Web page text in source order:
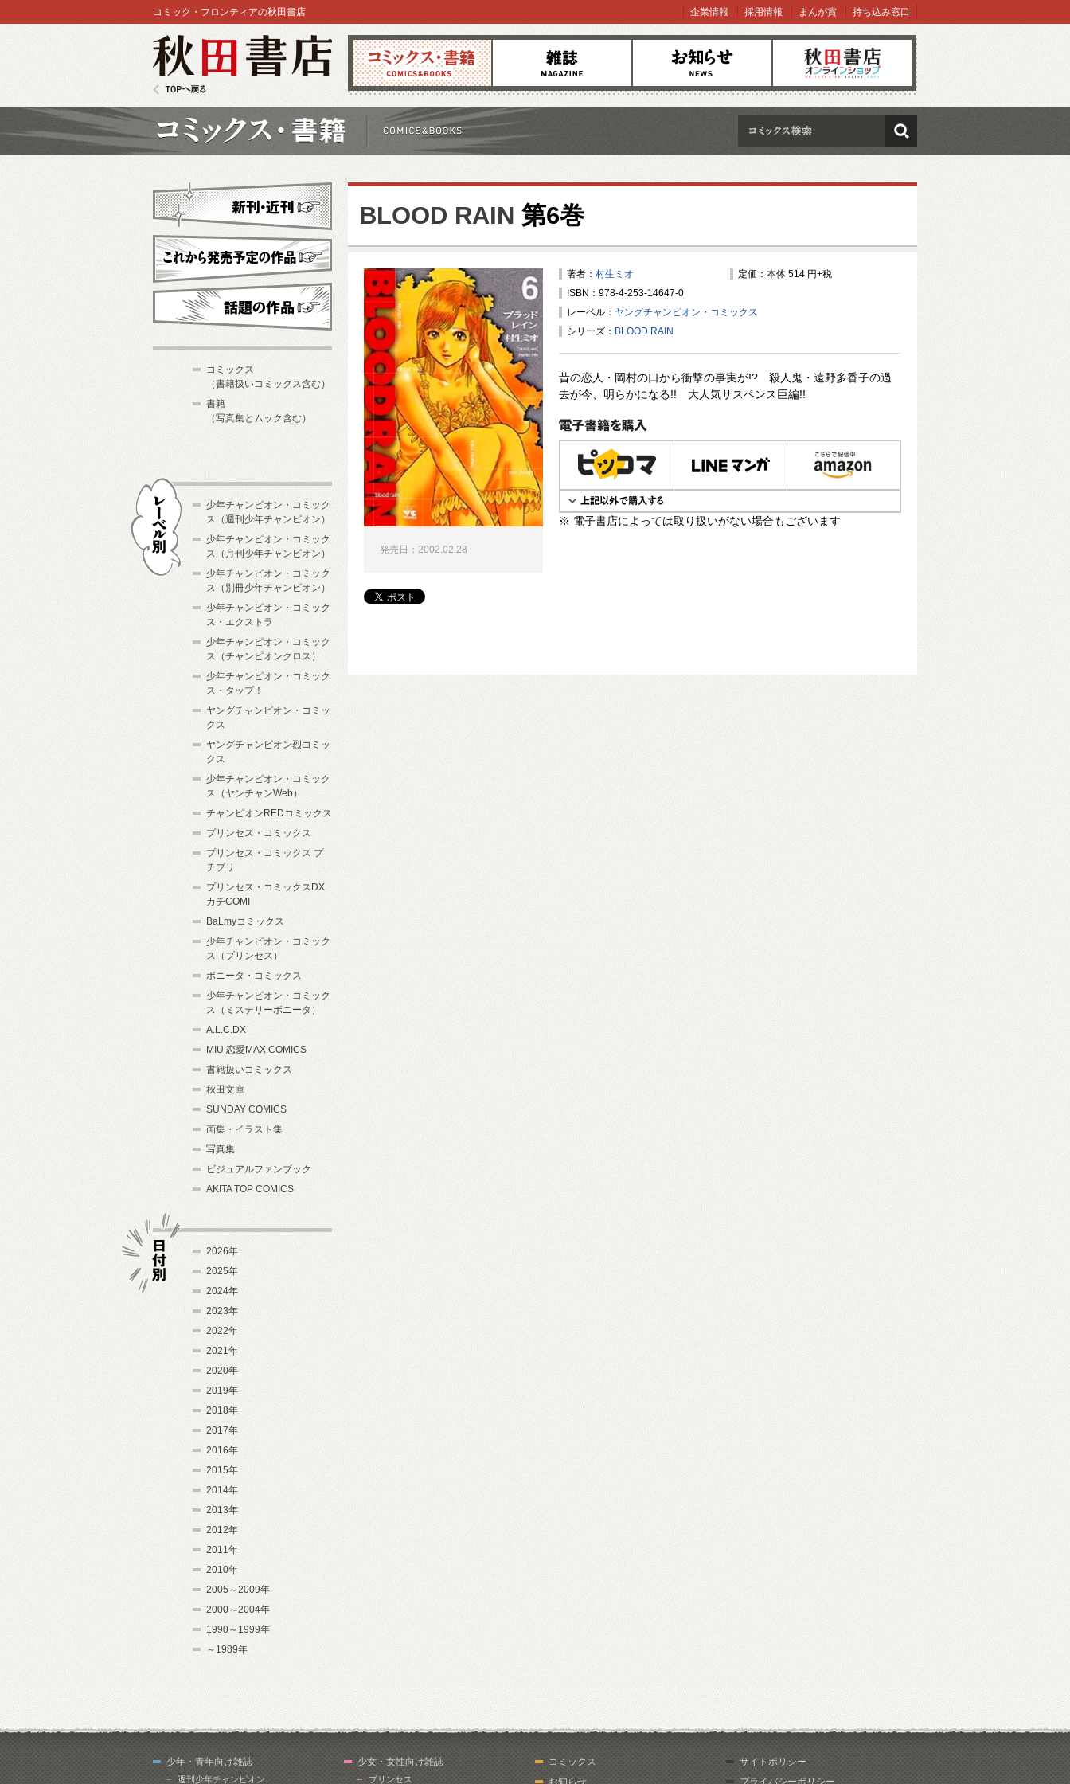
コミックス 雑誌 お知らせ オンラインショップ
コミック・フロンティアの秋田書店 企業情報 採用情報 まんが賞 持ち込み窓口
検索
BLOOD RAIN 第6巻
著者： 村生ミオ
定価：本体 514 円+税
ISBN：978-4-253-14647-0
レーベル： ヤングチャンピオン・コミックス
シリーズ： BLOOD RAIN
昔の恋人・岡村の口から衝撃の事実が!? 殺人鬼・遠野多香子の過
去が今、明らかになる!! 大人気サスペンス巨編!!
電子書籍で購入
※ 電子書店によっては取り扱いがない場合もございます
発売日：2002.02.28
新刊・近刊
これから発売予定
コミックス
（書籍扱いコミックス含む）
書籍
（写真集とムック含む）
少年チャンピオン・コミック
ス（週刊少年チャンピオン）
少年チャンピオン・コミック
ス（月刊少年チャンピオン）
少年チャンピオン・コミック
ス（別冊少年チャンピオン）
少年チャンピオン・コミック
ス・エクストラ
少年チャンピオン・コミック
ス（チャンピオンクロス）
少年チャンピオン・コミック
ス・タップ！
ヤングチャンピオン・コミッ
クス
ヤングチャンピオン烈コミッ
クス
少年チャンピオン・コミック
ス（ヤンチャンWeb）
チャンピオンREDコミックス
プリンセス・コミックス
プリンセス・コミックス プ
チプリ
プリンセス・コミックスDX
カチCOMI
BaLmyコミックス
少年チャンピオン・コミック
ス（プリンセス）
ボニータ・コミックス
少年チャンピオン・コミック
ス（ミステリーボニータ）
A.L.C.DX
MIU 恋愛MAX COMICS
書籍扱いコミックス
秋田文庫
SUNDAY COMICS
画集・イラスト集
写真集
ビジュアルファンブック
AKITA TOP COMICS
2026年
2025年
2024年
2023年
2022年
2021年
2020年
2019年
2018年
2017年
2016年
2015年
2014年
2013年
2012年
2011年
2010年
2005～2009年
2000～2004年
1990～1999年
～1989年
少年・青年向け雑誌
週刊少年チャンピオン
少女・女性向け雑誌
プリンセス
コミックス
お知らせ
サイトポリシー
プライバシーポリシー